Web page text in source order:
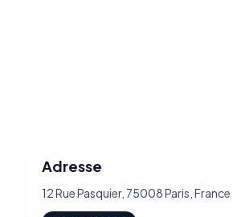
Adresse
12 Rue Pasquier, 75008 Paris, France